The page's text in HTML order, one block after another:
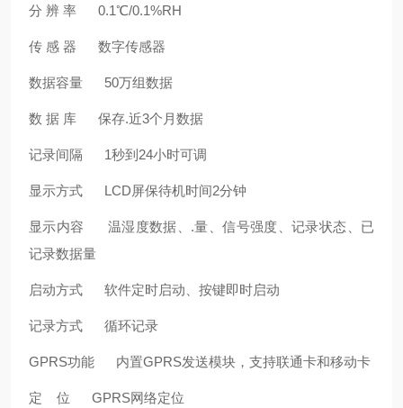
分 辨 率 0.1℃/0.1%RH
传 感 器 数字传感器
数据容量 50万组数据
数 据 库 保存.近3个月数据
记录间隔 1秒到24小时可调
显示方式 LCD屏保待机时间2分钟
显示内容 温湿度数据、.量、信号强度、记录状态、已
记录数据量
启动方式 软件定时启动、按键即时启动
记录方式 循环记录
GPRS功能 内置GPRS发送模块，支持联通卡和移动卡
定 位 GPRS网络定位